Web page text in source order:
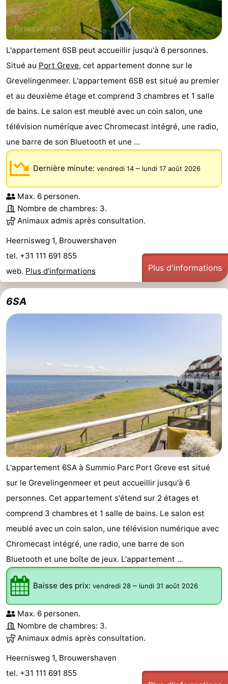
des
phoques
Boire
et
manger
Événements
Pratiques
Forum
Route
-
Stationnement
Courtier
Adresses
Médicales
Région
Hollande-
Méridionale
-
Leiden
Bollenstreek
-
Nature
-
Scheveningen
-
La
Haye
-
Rotterdam
-
Rockanje
Zeeland
Duiveland
-
Bruinisse
-
Zierikzee
-
Nature
Oosterschelde
Burgh
Haamstede
-
Nature
Kop
Walcheren
-
L'appartement 6SB peut accueillir jusqu'à 6 personnes.
Situé au Port Greve, cet appartement donne sur le
Grevelingenmeer. L'appartement 6SB est situé au premier
et au deuxième étage et comprend 3 chambres et 1 salle
de bains. Le salon est meublé avec un coin salon, une
télévision numérique avec Chromecast intégré, une radio,
une barre de son Bluetooth et une ...
Dernière minute: vendredi 14 – lundi 17 août 2026
Max. 6 personen.
Nombre de chambres: 3.
Animaux admis après consultation.
Heernisweg 1, Brouwershaven
tel. +31 111 691 855
web. Plus d'informations Plus d'informations
6SA
L'appartement 6SA à Summio Parc Port Greve est situé
sur le Grevelingenmeer et peut accueillir jusqu'à 6
personnes. Cet appartement s'étend sur 2 étages et
comprend 3 chambres et 1 salle de bains. Le salon est
meublé avec un coin salon, une télévision numérique avec
Chromecast intégré, une radio, une barre de son
Bluetooth et une boîte de jeux. L'appartement ...
Baisse des prix: vendredi 28 – lundi 31 août 2026
Max. 6 personen.
Nombre de chambres: 3.
Animaux admis après consultation.
Heernisweg 1, Brouwershaven
tel. +31 111 691 855